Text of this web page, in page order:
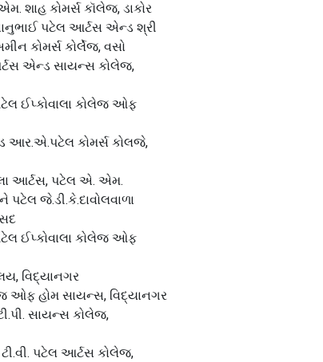
શાહ કોમર્સ કૉલેજ, ડાકોર
પટેલ આર્ટસ એન્ડ શ્રી
કોમર્સ કોર્લેજ, વસો
એન્ડ સાયન્સ કોલેજ,
ઈપ્કોવાલા કોલેજ ઓફ
આર.એ.પટેલ કોમર્સ કોલજે,
આર્ટસ, પટેલ એ. એમ.
પટેલ જે.ડી.કે.દાવોલવાળા
ઈપ્કોવાલા કોલેજ ઓફ
વિદ્યાનગર
હોમ સાયન્સ, વિદ્યાનગર
સાયન્સ કોલેજ,
પટેલ આર્ટસ કોલેજ,